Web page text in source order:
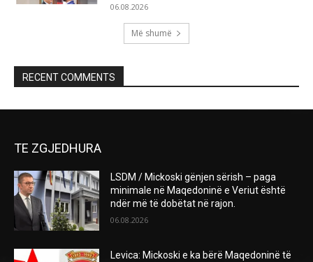
06.08.2026
Më shumë
RECENT COMMENTS
TE ZGJEDHURA
LSDM / Mickoski gënjen sërish – paga
minimale në Maqedoninë e Veriut është
ndër më të dobëtat në rajon.
06.08.2026
Levica: Mickoski e ka bërë Maqedoninë të